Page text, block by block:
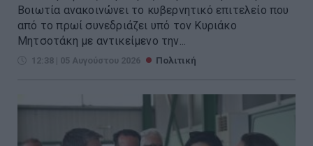
Βοιωτία ανακοινώνει το κυβερνητικό επιτελείο που
από το πρωί συνεδριάζει υπό τον Κυριάκο
Μητσοτάκη με αντικείμενο την...
12:38 | 05 Αυγούστου 2026 Πολιτική